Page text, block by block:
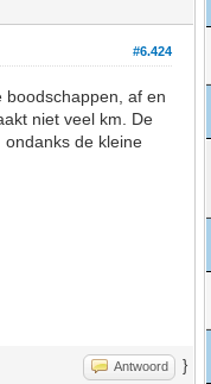
#6.424
af en
niet veel km. De
ondanks de kleine
Antwoord }